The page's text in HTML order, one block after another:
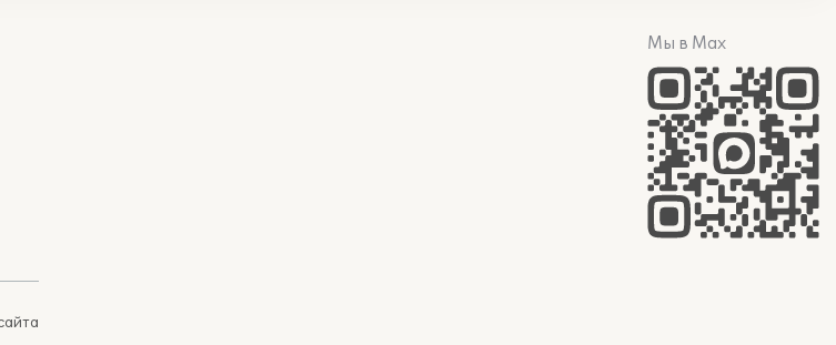
Мы в Max